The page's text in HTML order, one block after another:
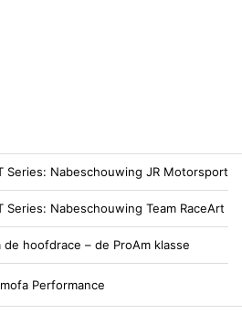
Series: Nabeschouwing JR Motorsport
Series: Nabeschouwing Team RaceArt
de hoofdrace – de ProAm klasse